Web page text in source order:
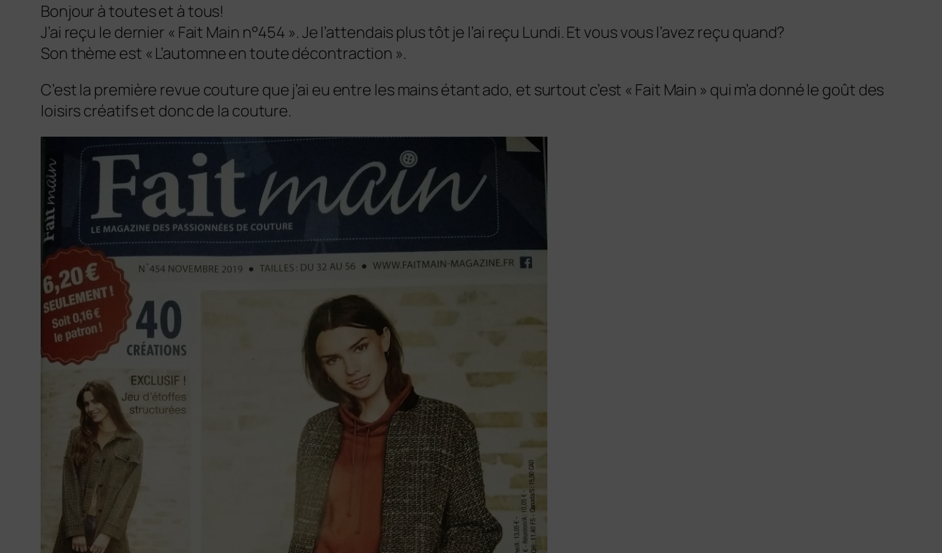
Bonjour à toutes et à tous!
J’ai reçu le dernier « Fait Main n°454 ». Je l’attendais plus tôt je l’ai reçu Lundi. Et vous vous l’avez reçu quand?
Son thème est « L’automne en toute décontraction ».
C’est la première revue couture que j’ai eu entre les mains étant ado, et surtout c’est « Fait Main » qui m’a donné le goût des
loisirs créatifs et donc de la couture.